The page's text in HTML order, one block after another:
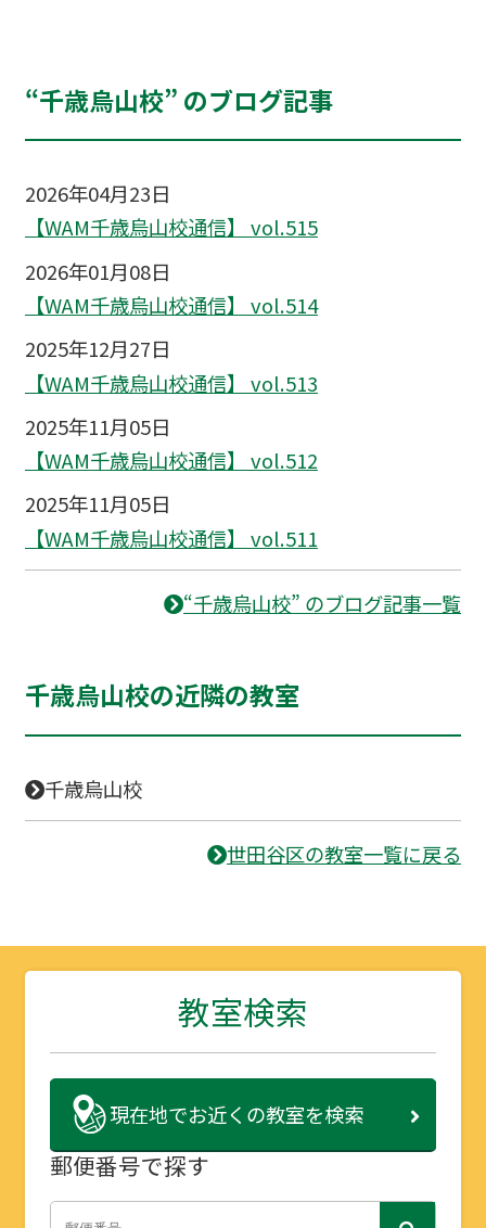
“千歳烏山校” のブログ記事
2026年04月23日
【WAM千歳烏山校通信】 vol.515
2026年01月08日
【WAM千歳烏山校通信】 vol.514
2025年12月27日
【WAM千歳烏山校通信】 vol.513
2025年11月05日
【WAM千歳烏山校通信】 vol.512
2025年11月05日
【WAM千歳烏山校通信】 vol.511
“千歳烏山校” のブログ記事一覧
千歳烏山校の近隣の教室
千歳烏山校
世田谷区の教室一覧に戻る
教室検索
現在地でお近くの教室を検索
郵便番号で探す